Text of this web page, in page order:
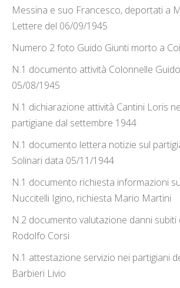
Messina e suo Francesco, deportati a
Lettere del 06/09/1945
Numero 2 foto Guido Giunti morto a
N.1 documento attività Colonnelle
05/08/1945
N.1 dichiarazione attività Cantini Loris
partigiane dal settembre 1944
N.1 documento lettera notizie sul
Solinari data 05/11/1944
N.1 documento richiesta informazioni
Nuccitelli Igino, richiesta Mario Martini
N.2 documento valutazione danni subiti
Rodolfo Corsi
N.1 attestazione servizio nei partigiani
Barbieri Livio